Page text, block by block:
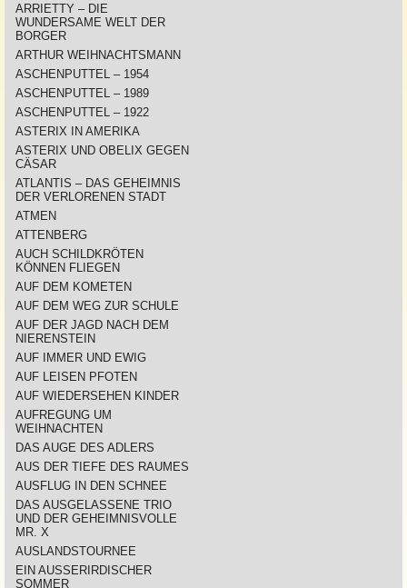
ARRIETTY – DIE
WUNDERSAME WELT DER
BORGER
ARTHUR WEIHNACHTSMANN
ASCHENPUTTEL – 1954
ASCHENPUTTEL – 1989
ASCHENPUTTEL – 1922
ASTERIX IN AMERIKA
ASTERIX UND OBELIX GEGEN
CÄSAR
ATLANTIS – DAS GEHEIMNIS
DER VERLORENEN STADT
ATMEN
ATTENBERG
AUCH SCHILDKRÖTEN
KÖNNEN FLIEGEN
AUF DEM KOMETEN
AUF DEM WEG ZUR SCHULE
AUF DER JAGD NACH DEM
NIERENSTEIN
AUF IMMER UND EWIG
AUF LEISEN PFOTEN
AUF WIEDERSEHEN KINDER
AUFREGUNG UM
WEIHNACHTEN
DAS AUGE DES ADLERS
AUS DER TIEFE DES RAUMES
AUSFLUG IN DEN SCHNEE
DAS AUSGELASSENE TRIO
UND DER GEHEIMNISVOLLE
MR. X
AUSLANDSTOURNEE
EIN AUSSERIRDISCHER
SOMMER